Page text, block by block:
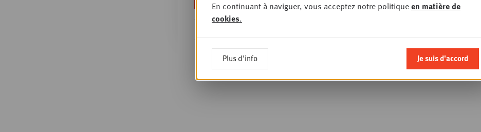
Society
En continuant à naviguer, vous acceptez notre politiqueen matière de
cookies.
Plus d'info Je suis d'accord